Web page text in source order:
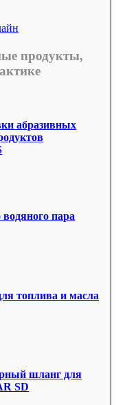
продукты,
абразивных
пара
топлива и масла
шланг для
SD